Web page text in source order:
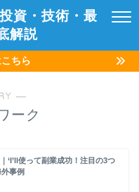
資・技術・最
解説
ちら
―
ーク
‘I’ll使って副業成功！注目の3つ
事例